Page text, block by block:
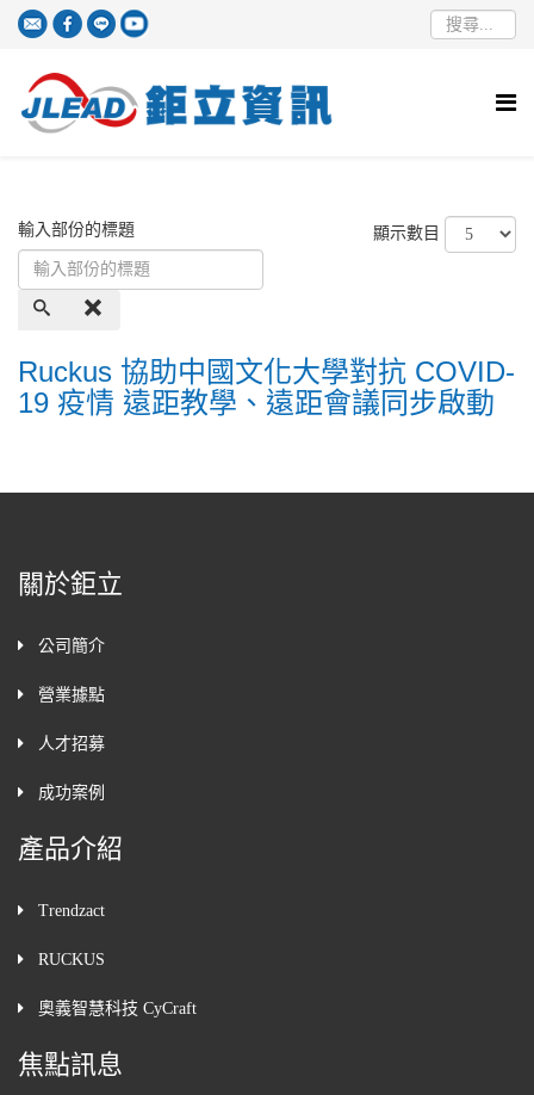
輸入部份的標題 顯示數目
Ruckus 協助中國文化大學對抗 COVID-
19 疫情 遠距教學、遠距會議同步啟動
關於鉅立
公司簡介
營業據點
人才招募
成功案例
產品介紹
Trendzact
RUCKUS
奧義智慧科技 CyCraft
焦點訊息